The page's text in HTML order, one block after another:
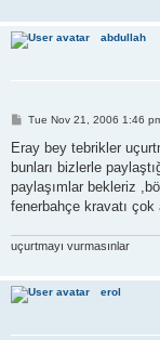
abdullah
P
s
Tue Nov 21, 2006 1:46
Eray bey tebrikler
bunları bizlerle
paylaşımlar bekleriz
fenerbahçe kravatı çok
uçurtmayı vurmasınlar
erol